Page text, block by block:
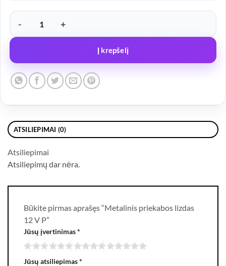
produkto kiekis: Metalinis priekabos lizdas 12 V P
Į krepšelį
ATSILIEPIMAI (0)
Atsiliepimai
Atsiliepimų dar nėra.
Būkite pirmas aprašęs “Metalinis priekabos lizdas
12 V P”
Jūsų įvertinimas*
Jūsų atsiliepimas*